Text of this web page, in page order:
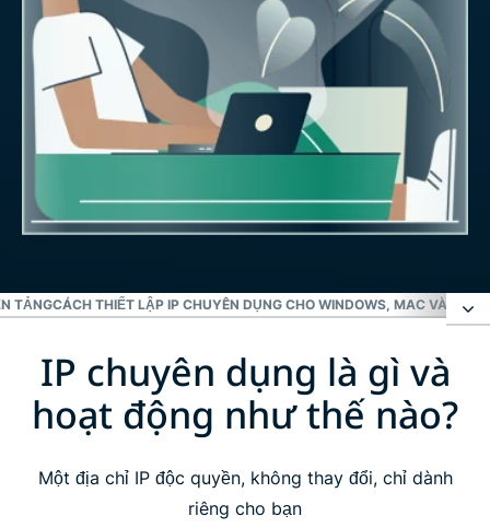
TẢNGCÁCH THIẾT LẬP IP CHUYÊN DỤNG CHO WINDOWS, MAC VÀ LINUX
IP chuyên dụng là gì và hoạt động như thế nào?
Tại sao nên sử dụng IP chuyên dụng với VPN?
Vị trí IP chuyên dụng của ExpressVPN
IP chuyên dụng là gì và
hoạt động như thế nào?
Một địa chỉ IP độc quyền, không thay đổi, chỉ dành
riêng cho bạn